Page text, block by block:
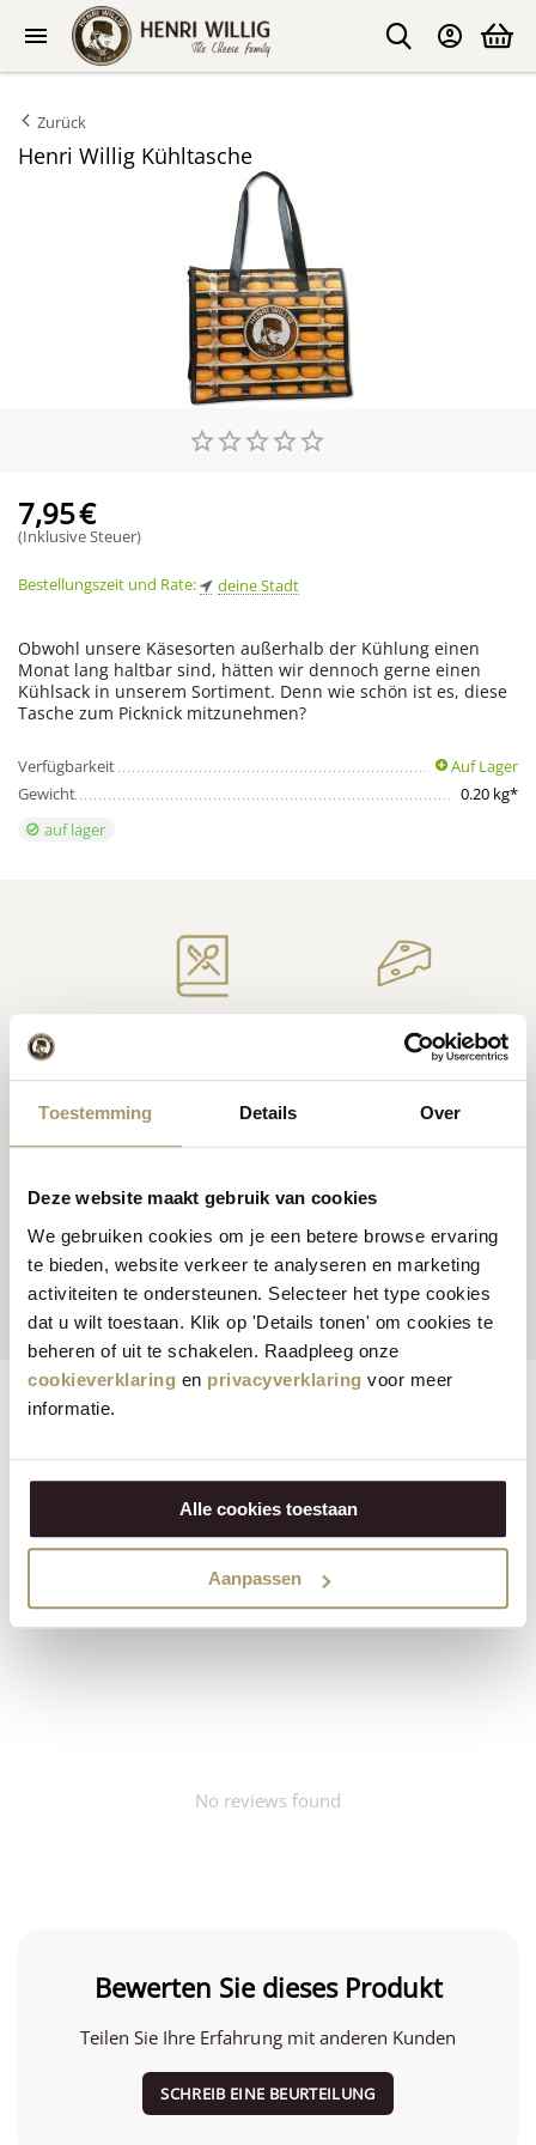
Toestemming Details Over
Deze website maakt gebruik van cookies
We gebruiken cookies om je een betere browse ervaring
te bieden, website verkeer te analyseren en marketing
activiteiten te ondersteunen. Selecteer het type cookies
dat u wilt toestaan. Klik op 'Details tonen' om cookies te
beheren of uit te schakelen. Raadpleeg onze
cookieverklaring en privacyverklaring voor meer
informatie.
Alle cookies toestaan
Aanpassen
Zurück
Henri Willig Kühltasche
7,95€
(Inklusive Steuer)
Bestellungszeit und Rate: deine Stadt
Obwohl unsere Käsesorten außerhalb der Kühlung einen
Monat lang haltbar sind, hätten wir dennoch gerne einen
Kühlsack in unserem Sortiment. Denn wie schön ist es, diese
Tasche zum Picknick mitzunehmen?
Verfügbarkeit
Auf Lager
Gewicht
0.20 kg*
auf lager
Niederländischer
Premium Käse
Kunden bewerten uns
durchschnittlich
bewertet mit 9.5
Globale Sendungen
Features
Vegetarisch: Nein
Verfügbarkeit: Europa
Nein
No reviews found
Bewerten Sie dieses Produkt
Teilen Sie Ihre Erfahrung mit anderen Kunden
SCHREIB EINE BEURTEILUNG